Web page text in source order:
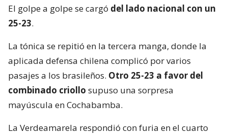
El golpe a golpe se cargó del lado nacional con un
25-23.
La tónica se repitió en la tercera manga, donde la
aplicada defensa chilena complicó por varios
pasajes a los brasileños. Otro 25-23 a favor del
combinado criollo supuso una sorpresa
mayúscula en Cochabamba.
La Verdeamarela respondió con furia en el cuarto